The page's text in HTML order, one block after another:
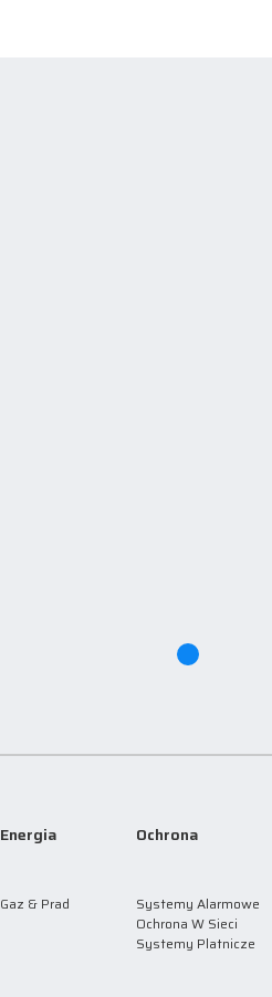
Energia
Gaz & Prad
Ochrona
Systemy Alarmowe
Ochrona W Sieci
Systemy Platnicze